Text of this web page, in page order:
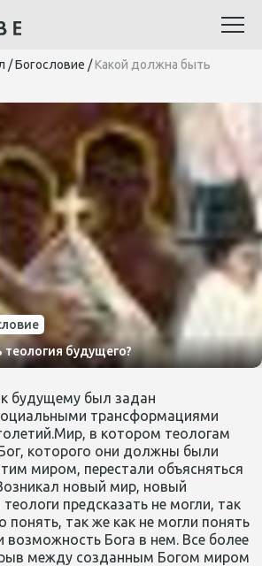
/Богословие /Какой должна быть
будущего?
к будущему был задан
трансформациями
в котором теологам
которого они должны были
миром, перестали объясняться
новый мир, новый
предсказать не могли, так
понять, так же как не могли понять
возможность Бога в нем. Все более
между созданным Богом миром